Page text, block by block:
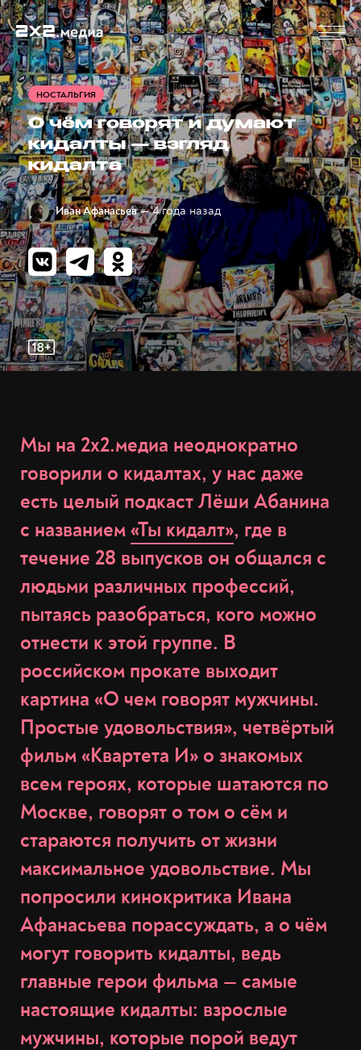
НОСТАЛЬГИЯ
О чём говорят и думают
кидалты — взгляд
кидалта
Иван Афанасьев — 4 года назад
Мы на 2х2.медиа неоднократно
говорили о кидалтах, у нас даже
есть целый подкаст Лёши Абанина
с названием«Ты кидалт», где в
течение 28 выпусков он общался с
людьми различных профессий,
пытаясь разобраться, кого можно
отнести к этой группе. В
российском прокате выходит
картина «О чем говорят мужчины.
Простые удовольствия», четвёртый
фильм «Квартета И» о знакомых
всем героях, которые шатаются по
Москве, говорят о том о сём и
стараются получить от жизни
максимальное удовольствие. Мы
попросили кинокритика Ивана
Афанасьева порассуждать, а о чём
могут говорить кидалты, ведь
главные герои фильма — самые
настоящие кидалты: взрослые
мужчины, которые порой ведут